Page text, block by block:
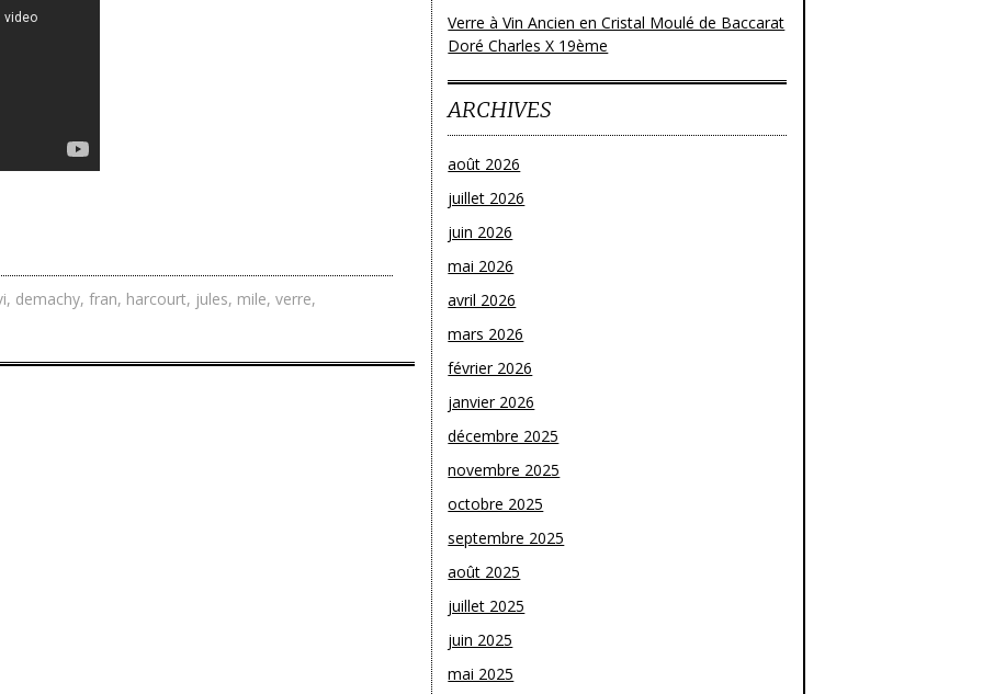
, demachy, fran, harcourt, jules, mile, verre,
Verre à Vin Ancien en Cristal Moulé de Baccarat
Doré Charles X 19ème
ARCHIVES
août 2026
juillet 2026
juin 2026
mai 2026
avril 2026
mars 2026
février 2026
janvier 2026
décembre 2025
novembre 2025
octobre 2025
septembre 2025
août 2025
juillet 2025
juin 2025
mai 2025